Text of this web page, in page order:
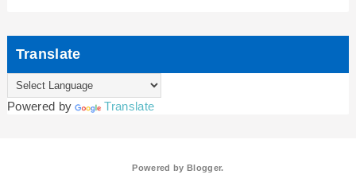
Translate
Powered by Translate
Powered by Blogger.